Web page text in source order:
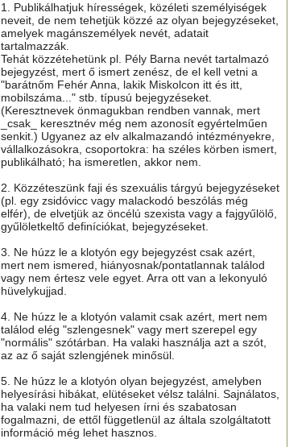
1. Publikálhatjuk hírességek, közéleti személyiségek
neveit, de nem tehetjük közzé az olyan bejegyzéseket,
amelyek magánszemélyek nevét, adatait
tartalmazzák.
Tehát közzétehetünk pl. Pély Barna nevét tartalmazó
bejegyzést, mert ő ismert zenész, de el kell vetni a
"barátnőm Fehér Anna, lakik Miskolcon itt és itt,
mobilszáma..." stb. típusú bejegyzéseket.
(Keresztnevek önmagukban rendben vannak, mert
_csak_ keresztnév még nem azonosít egyértelműen
senkit.) Ugyanez az elv alkalmazandó intézményekre,
vállalkozásokra, csoportokra: ha széles körben ismert,
publikálható; ha ismeretlen, akkor nem.
2. Közzéteszünk faji és szexuális tárgyú bejegyzéseket
(pl. egy zsidóvicc vagy malackodó beszólás még
elfér), de elvetjük az öncélú szexista vagy a fajgyűlölő,
gyűlöletkeltő definíciókat, bejegyzéseket.
3. Ne húzz le a klotyón egy bejegyzést csak azért,
mert nem ismered, hiányosnak/pontatlannak találod
vagy nem értesz vele egyet. Arra ott van a lekonyuló
hüvelykujjad.
4. Ne húzz le a klotyón valamit csak azért, mert nem
találod elég "szlengesnek" vagy mert szerepel egy
"normális" szótárban. Ha valaki használja azt a szót,
az az ő saját szlengjének minősül.
5. Ne húzz le a klotyón olyan bejegyzést, amelyben
helyesírási hibákat, elütéseket vélsz találni. Sajnálatos,
ha valaki nem tud helyesen írni és szabatosan
fogalmazni, de ettől függetlenül az általa szolgáltatott
információ még lehet hasznos.